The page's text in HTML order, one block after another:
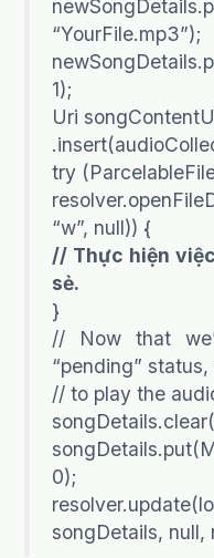
“YourFile.mp3”);
1);
Uri
try
“w”, null)) {
// Thực hiện
sẻ.
}
// Now that
“pending”
// to play the
0);
songDetails, null,